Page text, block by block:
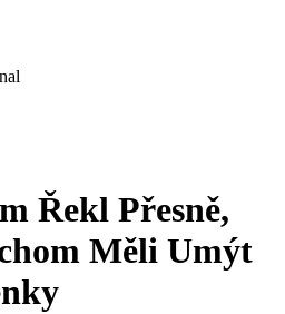
Řekl Přesně,
Měli Umýt